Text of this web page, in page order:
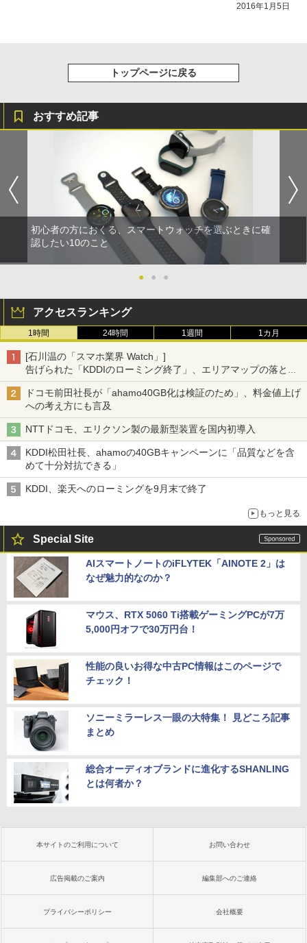
2016年1月5日
トップページに戻る
おすすめ記事
初心者の方におくる、スマートウォッチを選ぶときに確
認したい10のこと
● ● ●
アクセスランキング
1時間 24時間 1週間 1カ月
[石川温の「スマホ業界 Watch」]
告げられた「KDDIのローミング終了」、エリアマップの落とし
穴と楽天モバイルの課題
ドコモ前田社長が「ahamo40GB化は検証のため」、料金値上げ
への考え方にも言及
NTTドコモ、エリクソン製の最新型装置を国内初導入
KDDI松田社長、ahamoの40GBキャンペーンに「品質などを含
めて十分対抗できる」
KDDI、楽天へのローミングを9月末で終了
もっと見る
Special Site
AIスマートノートのiFLYTEK「AINOTE 2」は
なぜ魅力的なのか？
マウス、RTX 5060 Ti搭載ゲーミングPCが7万
5,000円オフで30万円台！
性能の良いお得な中古PC情報はこのページで
チェック！
ソニーミラーレス一眼の大特集！ 見どころ記事
まとめ
総合オーディオブランドに進化するSHANLING
とは何者か？
本サイトのご利用について お問い合わせ
広告掲載のご案内 編集部へのご連絡
プライバシーポリシー 会社概要